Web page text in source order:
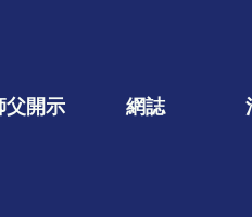
父開示 網誌